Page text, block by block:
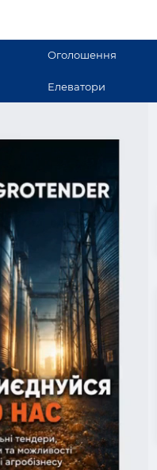
Оголошення
Елеватори